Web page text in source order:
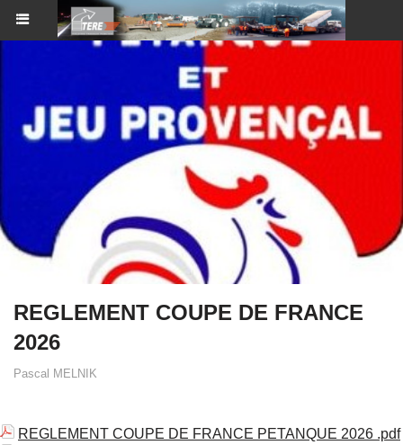
REGLEMENT COUPE DE FRANCE
2026
Pascal MELNIK
REGLEMENT COUPE DE FRANCE PETANQUE 2026 .pdf